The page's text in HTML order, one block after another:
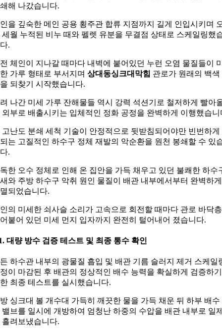
해 나갔습니다.
을 깊숙한 메인 공용 횡주관 합류 지점까지 길게 인입시키며
세월 누적된 비누 때와 펠렛 유분을 무결점 상태로 스케일링했
.
체인이 지나갈 때마다 내벽에 붙어있던 누런 오염 물질들이
가루 형태로 부서지며 상대동싱크대막힘 관로가 원래의 백색
되찾기 시작했습니다.
나간 미세 가루 잔해물들 역시 강력 석션기로 철저하게 빨아
외부로 배출시키는 입체적인 정화 공정을 완벽하게 이행했습니
고난도 분쇄 세척 기술이 안정적으로 뒷받침되어야만 빈번하게
는 고질적인 하수구 정체 재발의 악순환을 원천 봉쇄할 수 있
.
한 오수 정체로 인해 온 집안을 가득 채우고 있던 불쾌한 하수
와 주방 하수구 악취 원인 물질이 배관 내부에서부터 완벽하게
되었습니다.
의 미세한 쇠사슬 소리가 고속으로 회전할 때마다 관로 바닥
붙어 있던 미세 먼지 입자까지 완전히 털어내어 졌습니다.
대량 방수 검증 테스트 및 최종 통수 확인
하수관 내부의 광물질 흡입 및 배관 기름 슬러지 제거 스케일
이 마감된 후 배관의 정상적인 배수 능력을 확실하게 검증하기
최종 테스트를 실시했습니다.
싱크대 볼 개수대 가득히 깨끗한 물을 가득 채운 뒤 하부 배수
밸브를 일시에 개방하여 엄청난 하중의 수압을 배관 내부로 일
흘려보냈습니다.